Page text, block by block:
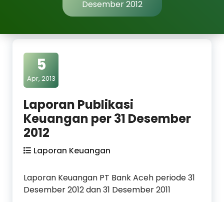
Desember 2012
5
Apr, 2013
Laporan Publikasi
Keuangan per 31 Desember
2012
Laporan Keuangan
Laporan Keuangan PT Bank Aceh periode 31
Desember 2012 dan 31 Desember 2011